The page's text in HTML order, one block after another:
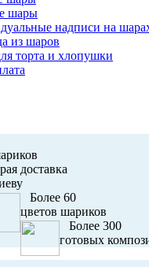
шары
надписи на
из шаров
торта и хлопушки
доставка
Более 60
цветов шариков
Более 300
готовых